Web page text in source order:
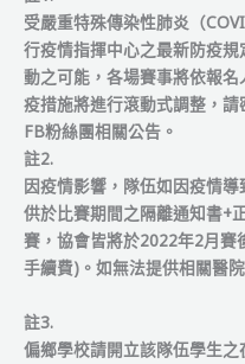
受嚴重特殊傳染性肺炎（
行疫情指揮中心之最新防疫
動之可能，各場賽事將依報
疫措施將進行滾動式調整，
FB粉絲團相關公告。
註2.
因疫情影響，隊伍如因疫情
供於比賽期間之隔離通知書+
賽，協會皆將於2022年2月賽
手續費)。如無法提供相關醫
註3.
偏鄉學校請開立該隊伍學生